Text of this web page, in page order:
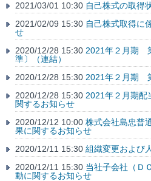
2021/03/01 10:30 自己株式の取得
2021/02/09 15:30 自己株式取得に
せ
2020/12/28 15:30 2021年２月期
準〕（連結）
2020/12/28 15:30 2021年２月期
2020/12/28 15:30 2021年２月期配
関するお知らせ
2020/12/12 10:00 株式会社島忠普
果に関するお知らせ
2020/12/11 15:30 組織変更および
2020/12/11 15:30 当社子会社（Ｄ
動に関するお知らせ